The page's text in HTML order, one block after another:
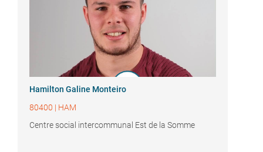
Hamilton Galine Monteiro
80400 | HAM
Centre social intercommunal Est de la Somme